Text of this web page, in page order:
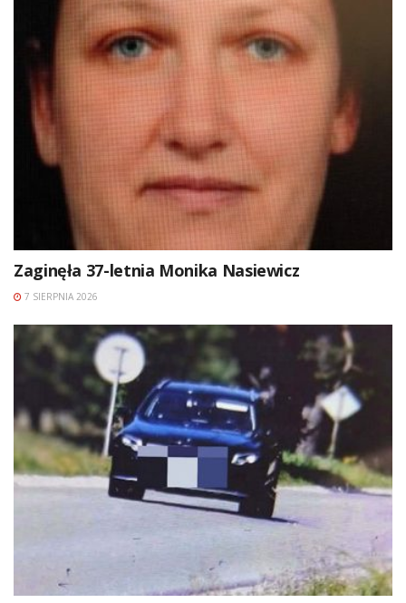
Zaginęła 37-letnia Monika Nasiewicz
7 SIERPNIA 2026